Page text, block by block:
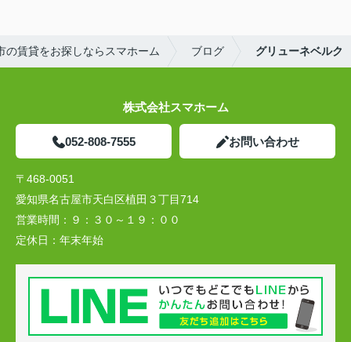
の賃貸をお探しならスマホーム ブログ グリューネベルク
株式会社スマホーム
052-808-7555 お問い合わせ
〒468-0051
愛知県名古屋市天白区植田３丁目714
営業時間： ９：３０～１９：００
定休日： 年末年始